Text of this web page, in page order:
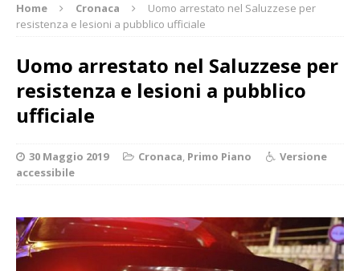
Home Cronaca
Uomo arrestato nel Saluzzese per
resistenza e lesioni a pubblico ufficiale
Uomo arrestato nel Saluzzese per
resistenza e lesioni a pubblico
ufficiale
30 Maggio 2019 Cronaca, Primo Piano
Versione
accessibile